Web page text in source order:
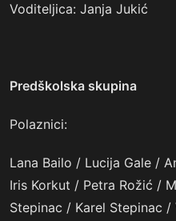
Voditeljica: Janja Jukić
Predškolska skupina
Polaznici:
Lana Bailo / Lucija Gale /
Iris Korkut / Petra Rožić /
Stepinac / Karel Stepinac